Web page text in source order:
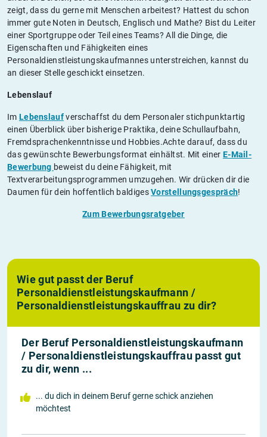
zeigt, dass du gerne mit Menschen arbeitest? Hattest du schon
immer gute Noten in Deutsch, Englisch und Mathe? Bist du Leiter
einer Sportgruppe oder Teil eines Teams? All die Dinge, die
Eigenschaften und Fähigkeiten eines
Personaldienstleistungskaufmannes unterstreichen, kannst du
an dieser Stelle geschickt einsetzen.
Lebenslauf
Im Lebenslaufverschaffst du dem Personaler stichpunktartig
einen Überblick über bisherige Praktika, deine Schullaufbahn,
Fremdsprachenkenntnisse und Hobbies.Achte darauf, dass du
das gewünschte Bewerbungsformat einhältst. Mit einer E-Mail-
Bewerbung beweist du deine Fähigkeit, mit
Textverarbeitungsprogrammen umzugehen. Wir drücken dir die
Daumen für dein hoffentlich baldigesVorstellungsgespräch!
Zum Bewerbungsratgeber
Wie gut passt der Beruf
Personaldienstleistungskaufmann /
Personaldienstleistungskauffrau zu dir?
Der Beruf Personaldienstleistungskaufmann
/ Personaldienstleistungskauffrau passt gut
zu dir, wenn ...
... du dich in deinem Beruf gerne schick anziehen
möchtest